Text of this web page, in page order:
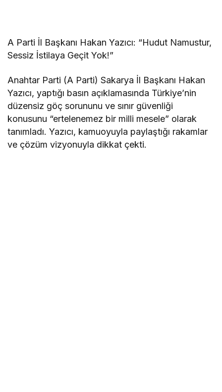
A Parti İl Başkanı Hakan Yazıcı: “Hudut Namustur,
Sessiz İstilaya Geçit Yok!”
Anahtar Parti (A Parti) Sakarya İl Başkanı Hakan
Yazıcı, yaptığı basın açıklamasında Türkiye’nin
düzensiz göç sorununu ve sınır güvenliği
konusunu “ertelenemez bir milli mesele” olarak
tanımladı. Yazıcı, kamuoyuyla paylaştığı rakamlar
ve çözüm vizyonuyla dikkat çekti.